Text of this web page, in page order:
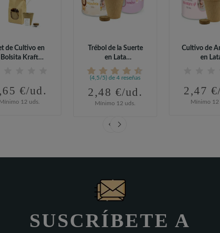
de Cultivo en
Bolsita Kraft
€/ud.
12 uds.
Trébol de la Suerte
en Lata
Personalizada para...
(4,5/5) de 4 reseñas
2,48 €/ud.
Mínimo 12 uds.
Cultivo de
en
2,47
Mínimo 12
SUSCRÍBETE A